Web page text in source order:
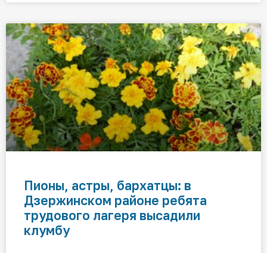
Пионы, астры, бархатцы: в
Дзержинском районе ребята
трудового лагеря высадили
клумбу